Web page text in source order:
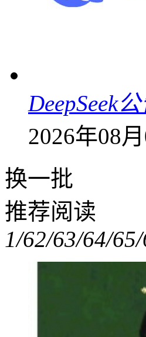
DeepSeek
2026年08
换一批
推荐阅读
1/62/63/64/6